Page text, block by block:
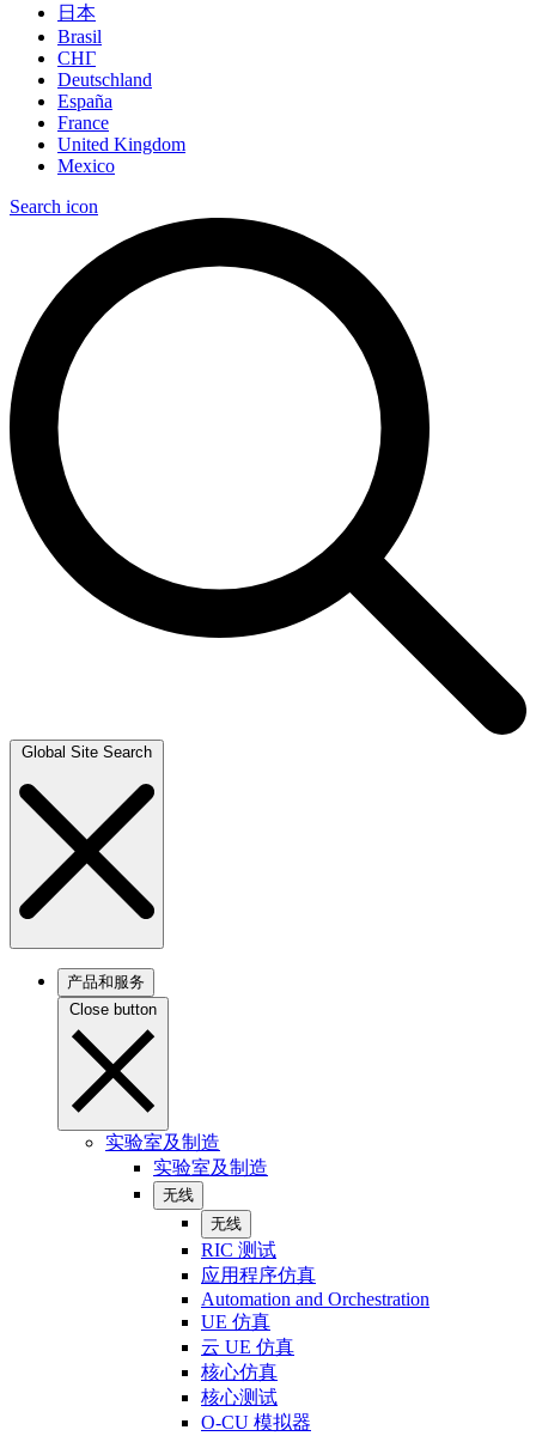
日本
Brasil
СНГ
Deutschland
España
France
United Kingdom
Mexico
Search icon
Global Site Search
产品和服务
Close button
实验室及制造
实验室及制造
无线
无线
RIC 测试
应用程序仿真
Automation and Orchestration
UE 仿真
云 UE 仿真
核心仿真
核心测试
O-CU 模拟器